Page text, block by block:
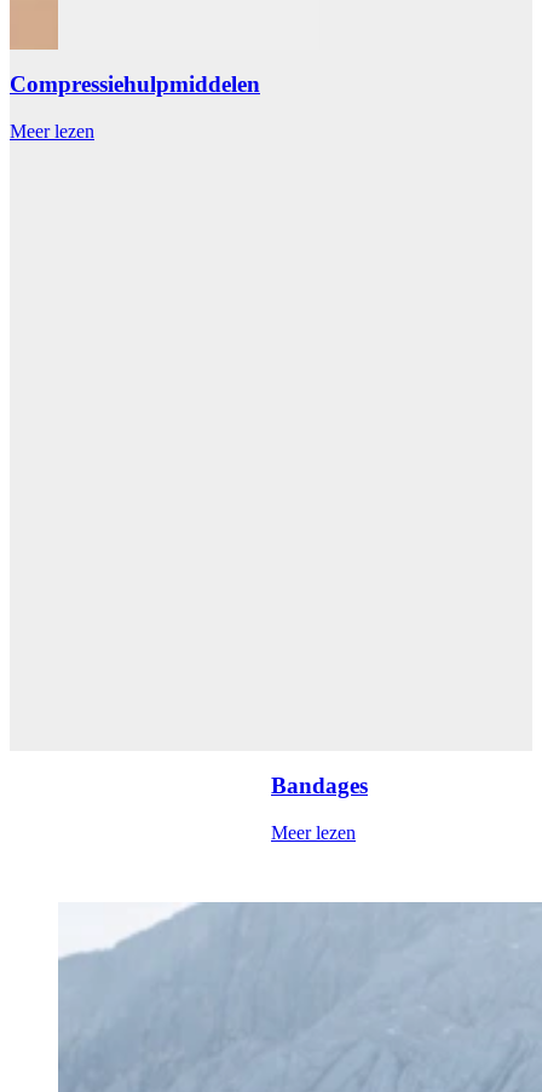
Compressiehulpmiddelen
Meer lezen
Bandages
Meer lezen